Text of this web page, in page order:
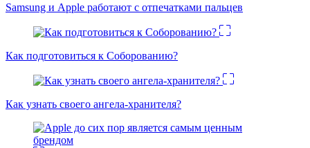
Samsung и Apple работают с отпечатками пальцев
Как подготовиться к Соборованию?
Как узнать своего ангела-хранителя?